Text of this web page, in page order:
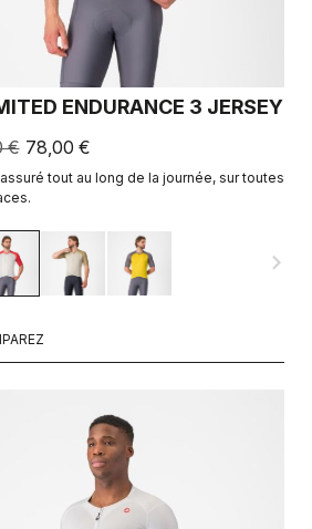
ENDURANCE 3 JERSEY
€ 78,00 €
tout au long de la journée, sur toutes
navigate_next